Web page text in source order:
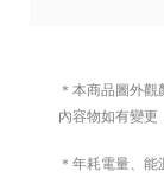
＊本商品圖外
內容物如有變更
＊年耗電量、